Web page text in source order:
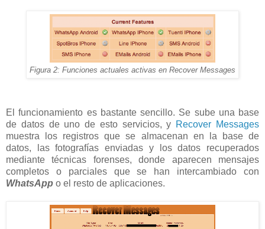
Figura 2: Funciones actuales activas en Recover Messages
El funcionamiento es bastante sencillo. Se sube una base
de datos de uno de esto servicios, y Recover Messages
muestra los registros que se almacenan en la base de
datos, las fotografías enviadas y los datos recuperados
mediante técnicas forenses, donde aparecen mensajes
completos o parciales que se han intercambiado con
WhatsApp o el resto de aplicaciones.